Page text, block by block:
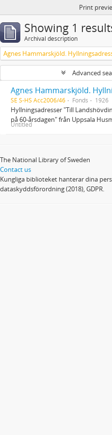
Print
Showing 1
Archival description
Advanced
SE S-HS Acc2006/46 Fonds 1926
Hyllningsadresser "Till
på 60-årsdagen" från Uppsala
Untitled
The National Library of Sweden
Contact us
Kungliga biblioteket hanterar dina
dataskyddsförordning (2018), GDPR.